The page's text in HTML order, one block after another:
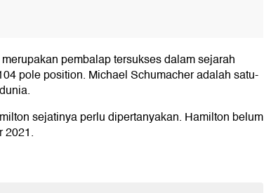
pembalap tersukses dalam sejarah
pole position. Michael Schumacher adalah satu-
sejatinya perlu dipertanyakan. Hamilton belum
2021.